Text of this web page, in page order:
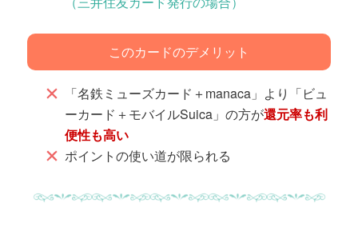
このカードのデメリット
「名鉄ミューズカード＋manaca」より「ビュ
ーカード＋モバイルSuica」の方が還元率も利
便性も高い
ポイントの使い道が限られる